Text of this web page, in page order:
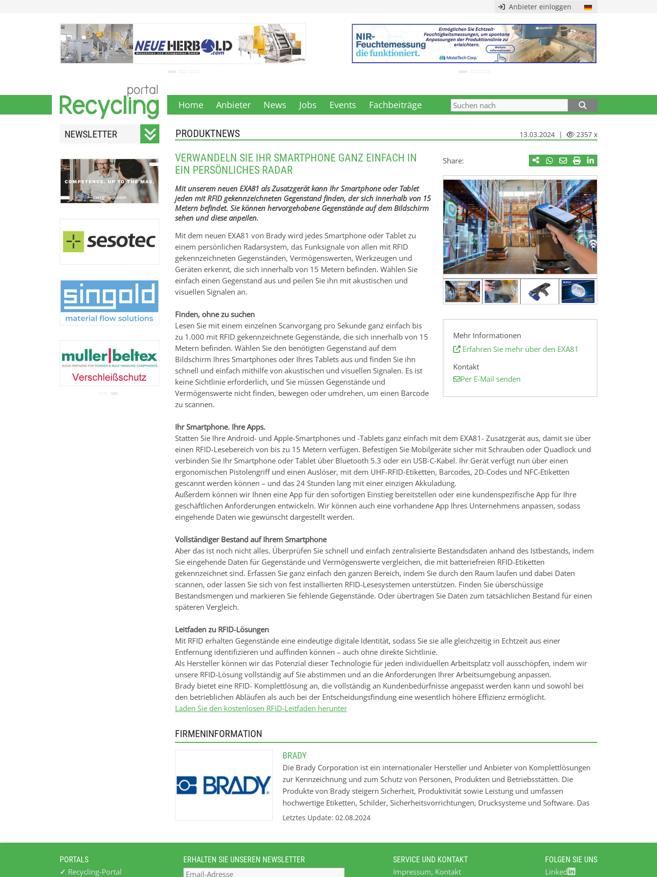
Anbieter einloggen
Home Anbieter News Jobs Events Fachbeiträge
NEWSLETTER
unseren monatlichen
Newsletter.
Dritte weitergegeben.
Zu unserenDatenschutz-
Bestimmungen.
PRODUKTNEWS 13.03.2024 | 2357 x
Share:
Mehr Informationen
Erfahren Sie mehr über den EXA81
Kontakt
Per E-Mail senden
VERWANDELN SIE IHR SMARTPHONE GANZ EINFACH IN
EIN PERSÖNLICHES RADAR
Mit unserem neuen EXA81 als Zusatzgerät kann Ihr Smartphone oder Tablet
jeden mit RFID gekennzeichneten Gegenstand finden, der sich innerhalb von 15
Metern befindet. Sie können hervorgehobene Gegenstände auf dem Bildschirm
sehen und diese anpeilen.
Mit dem neuen EXA81 von Brady wird jedes Smartphone oder Tablet zu
einem persönlichen Radarsystem, das Funksignale von allen mit RFID
gekennzeichneten Gegenständen, Vermögenswerten, Werkzeugen und
Geräten erkennt, die sich innerhalb von 15 Metern befinden. Wählen Sie
einfach einen Gegenstand aus und peilen Sie ihn mit akustischen und
visuellen Signalen an.
Finden, ohne zu suchen
Lesen Sie mit einem einzelnen Scanvorgang pro Sekunde ganz einfach bis
zu 1.000 mit RFID gekennzeichnete Gegenstände, die sich innerhalb von 15
Metern befinden. Wählen Sie den benötigten Gegenstand auf dem
Bildschirm Ihres Smartphones oder Ihres Tablets aus und finden Sie ihn
schnell und einfach mithilfe von akustischen und visuellen Signalen. Es ist
keine Sichtlinie erforderlich, und Sie müssen Gegenstände und
Vermögenswerte nicht finden, bewegen oder umdrehen, um einen Barcode
zu scannen.
Ihr Smartphone. Ihre Apps.
Statten Sie Ihre Android- und Apple-Smartphones und -Tablets ganz einfach mit dem EXA81- Zusatzgerät aus, damit sie über
einen RFID-Lesebereich von bis zu 15 Metern verfügen. Befestigen Sie Mobilgeräte sicher mit Schrauben oder Quadlock und
verbinden Sie Ihr Smartphone oder Tablet über Bluetooth 5.3 oder ein USB-C-Kabel. Ihr Gerät verfügt nun über einen
ergonomischen Pistolengriff und einen Auslöser, mit dem UHF-RFID-Etiketten, Barcodes, 2D-Codes und NFC-Etiketten
gescannt werden können – und das 24 Stunden lang mit einer einzigen Akkuladung.
Außerdem können wir Ihnen eine App für den sofortigen Einstieg bereitstellen oder eine kundenspezifische App für Ihre
geschäftlichen Anforderungen entwickeln. Wir können auch eine vorhandene App Ihres Unternehmens anpassen, sodass
eingehende Daten wie gewünscht dargestellt werden.
Vollständiger Bestand auf Ihrem Smartphone
Aber das ist noch nicht alles. Überprüfen Sie schnell und einfach zentralisierte Bestandsdaten anhand des Istbestands, indem
Sie eingehende Daten für Gegenstände und Vermögenswerte vergleichen, die mit batteriefreien RFID-Etiketten
gekennzeichnet sind. Erfassen Sie ganz einfach den ganzen Bereich, indem Sie durch den Raum laufen und dabei Daten
scannen, oder lassen Sie sich von fest installierten RFID-Lesesystemen unterstützen. Finden Sie überschüssige
Bestandsmengen und markieren Sie fehlende Gegenstände. Oder übertragen Sie Daten zum tatsächlichen Bestand für einen
späteren Vergleich.
Leitfaden zu RFID-Lösungen
Mit RFID erhalten Gegenstände eine eindeutige digitale Identität, sodass Sie sie alle gleichzeitig in Echtzeit aus einer
Entfernung identifizieren und auffinden können – auch ohne direkte Sichtlinie.
Als Hersteller können wir das Potenzial dieser Technologie für jeden individuellen Arbeitsplatz voll ausschöpfen, indem wir
unsere RFID-Lösung vollständig auf Sie abstimmen und an die Anforderungen Ihrer Arbeitsumgebung anpassen.
Brady bietet eine RFID- Komplettlösung an, die vollständig an Kundenbedürfnisse angepasst werden kann und sowohl bei
den betrieblichen Abläufen als auch bei der Entscheidungsfindung eine wesentlich höhere Effizienz ermöglicht.
Laden Sie den kostenlosen RFID-Leitfaden herunter
FIRMENINFORMATION
BRADY
Die Brady Corporation ist ein internationaler Hersteller und Anbieter von Komplettlösungen
zur Kennzeichnung und zum Schutz von Personen, Produkten und Betriebsstätten. Die
Produkte von Brady steigern Sicherheit, Produktivität sowie Leistung und umfassen
hochwertige Etiketten, Schilder, Sicherheitsvorrichtungen, Drucksysteme und Software. Das
Unternehmen wurde 1914 gegründet und hat Kunden in den verschiedensten Branchen, wie
Schilder und Markierer sowie die dafür notwendigen Drucker und Softwareprogramme
Produkte für die Drahtkennzeichnung, inklusive Etikettiermaterialien und Werkzeuge für die
Letztes Update: 02.08.2024
PORTALS
✓ Recycling-Portal
ERHALTEN SIE UNSEREN NEWSLETTER SERVICE UND KONTAKT
Impressum, Kontakt
FOLGEN SIE UNS
Linked